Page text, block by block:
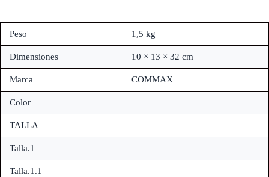
Peso 1,5 kg
Dimensiones 10 × 13 × 32 cm
Marca COMMAX
Color
TALLA
Talla.1
Talla.1.1